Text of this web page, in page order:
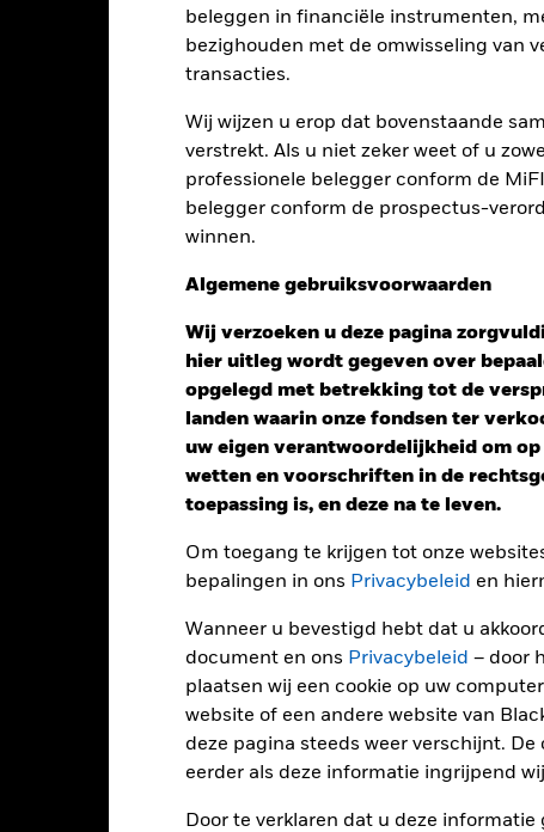
beleggen in financiële instrumenten,
bezighouden met de omwisseling van
transacties.
Wij wijzen u erop dat bovenstaande
verstrekt. Als u niet zeker weet of u
professionele belegger conform de
belegger conform de prospectus-
winnen.
Algemene gebruiksvoorwaarden
Wij verzoeken u deze pagina
hier uitleg wordt gegeven over
opgelegd met betrekking tot de
landen waarin onze fondsen ter
uw eigen verantwoordelijkheid om
wetten en voorschriften in de
toepassing is, en deze na te leven.
Om toegang te krijgen tot onze
bepalingen in ons Privacybeleid en
Wanneer u bevestigd hebt dat u
document en ons Privacybeleid – door
plaatsen wij een cookie op uw
website of een andere website van
deze pagina steeds weer verschijnt.
eerder als deze informatie ingrijpend
Door te verklaren dat u deze informatie
uitleent om zijn kosten te reduceren, ontvangt het Fonds 62,5%
aan BlackRock als effectenuitleenagent. Aangezien de
van het Fonds niet verhoogt, is deze niet in de lopende kosten
Bond Fund
Factsheet Prospectus
Download
Kerngegevens Managers
Risicometer
Performance